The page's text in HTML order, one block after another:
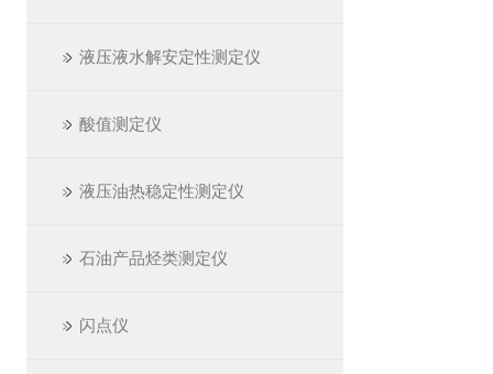
液压液水解安定性测定仪
酸值测定仪
液压油热稳定性测定仪
石油产品烃类测定仪
闪点仪